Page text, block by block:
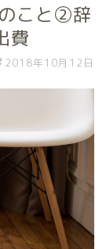
こと②辞
費
2018年10月12日